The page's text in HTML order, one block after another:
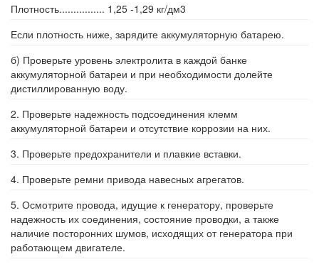
Плотность................ 1,25 -1,29 кг/дм3
Если плотность ниже, зарядите аккумуляторную батарею.
б) Проверьте уровень электролита в каждой банке
аккумуляторной батареи и при необходимости долейте
дистиллированную воду.
2. Проверьте надежность подсоединения клемм
аккумуляторной батареи и отсутствие коррозии на них.
3. Проверьте предохранители и плавкие вставки.
4. Проверьте ремни привода навесных агрегатов.
5. Осмотрите провода, идущие к генератору, проверьте
надежность их соединения, состояние проводки, а также
наличие посторонних шумов, исходящих от генератора при
работающем двигателе.